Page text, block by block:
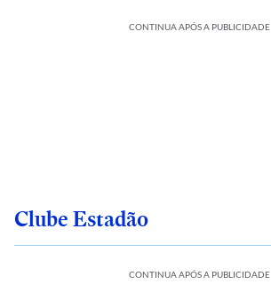
CONTINUA APÓS A PUBLICIDADE
Clube Estadão
CONTINUA APÓS A PUBLICIDADE